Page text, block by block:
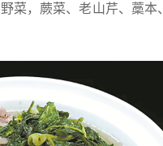
菜，蕨菜、老山芹、藁